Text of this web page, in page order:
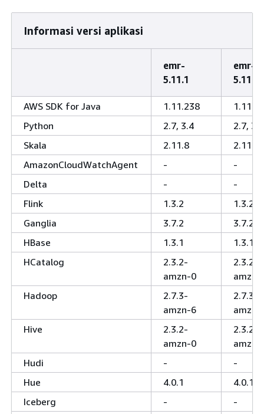
Informasi versi aplikasi
emr-
5.11.1
emr-
5.11.0
AWS SDK for Java 1.11.238
Python
2.7, 3.4
2.7, 3.4
Skala
2.11.8
2.11.8
AmazonCloudWatchAgent
-
-
Delta
-
-
Flink
1.3.2
1.3.2
Ganglia
3.7.2
3.7.2
HBase
1.3.1
1.3.1
HCatalog
2.3.2-
amzn-0
2.3.2-
amzn-
Hadoop
2.7.3-
amzn-6
2.7.3-
amzn-
Hive
2.3.2-
amzn-0
2.3.2-
amzn-
Hudi
-
-
Hue
4.0.1
4.0.1
Iceberg
-
-